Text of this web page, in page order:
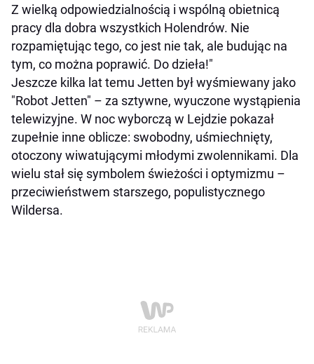
Z wielką odpowiedzialnością i wspólną obietnicą
pracy dla dobra wszystkich Holendrów. Nie
rozpamiętując tego, co jest nie tak, ale budując na
tym, co można poprawić. Do dzieła!"
Jeszcze kilka lat temu Jetten był wyśmiewany jako
"Robot Jetten" – za sztywne, wyuczone wystąpienia
telewizyjne. W noc wyborczą w Lejdzie pokazał
zupełnie inne oblicze: swobodny, uśmiechnięty,
otoczony wiwatującymi młodymi zwolennikami. Dla
wielu stał się symbolem świeżości i optymizmu –
przeciwieństwem starszego, populistycznego
Wildersa.